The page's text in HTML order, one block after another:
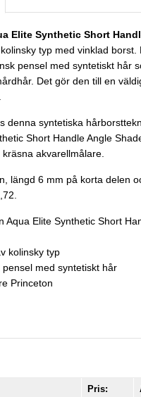
Elite Synthetic Short
typ med vinklad borst.
pensel med syntetiskt hår
Det gör den till en
denna syntetiska
Short Handle Angle
akvarellmålare.
längd 6 mm på korta delen
Aqua Elite Synthetic Short
kolinsky typ
pensel med syntetiskt hår
Princeton
Pris: